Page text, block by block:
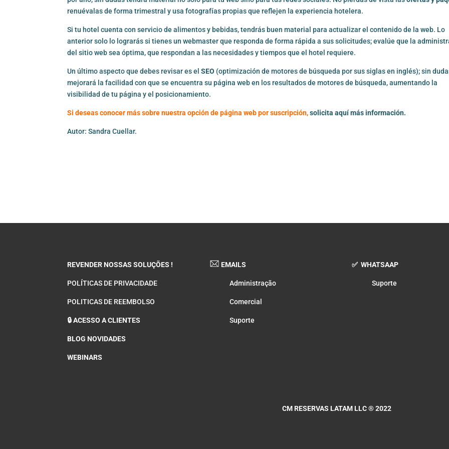
renuévalas de forma trimestral y usa fotografías propias que reflejen la experiencia hotelera.
Si tu hotel cuenta con servicio de alimentos y bebidas, tendrás buen material para actualizar el contenido de la web. Lo
anterior solo lo lograrás si tienes un webmaster que responda de forma rápida a sus solicitudes; evalúe que la
del sitio web sea óptima, que respondan a las necesidades y tiempos que el hotel requiere.
Un último aspecto que debes revisar es elSEO (optimización de motores de búsqueda por sus siglas en inglés); sin
mejorará la facilidad con que se encuentra su página web en los resultados de motores de búsqueda, aumentando la
visibilidad de tu página y el posicionamiento.
Si deseas conocer más sobre nuestra opción de página web por suscripción,solicita aquí más información.
Autor: Sandra Cuellar.
REVENDER NOSSAS SOLUÇÕES !
POLÍTICAS DE PRIVACIDADE
POLITICAS DE REEMBOLSO
🔒 ACESSO A CLIENTES
BLOG NOVIDADES
WEBINARS
EMAILS
Administração
Comercial
Suporte
✅ WHATSAAP
Suporte
CM RESERVAS LATAM LLC® 2022